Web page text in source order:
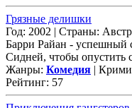
Грязные делишки
Год: 2002 | Страны:
Барри Райан - успешный
Сидней, чтобы опустить
Жанры: Комедия |
Рейтинг: 57